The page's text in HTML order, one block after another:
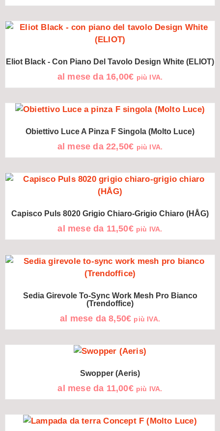
Eliot Black - Con Piano Del Tavolo Design White (ELIOT)
al mese da 16,00€ più IVA.
Obiettivo Luce A Pinza F Singola (Molto Luce)
al mese da22,50€ più IVA.
Capisco Puls 8020 Grigio Chiaro-Grigio Chiaro (HÅG)
al mese da 11,50€ più IVA.
Sedia Girevole To-Sync Work Mesh Pro Bianco
(Trendoffice)
al mese da8,50€ più IVA.
Swopper (Aeris)
al mese da 11,00€ più IVA.